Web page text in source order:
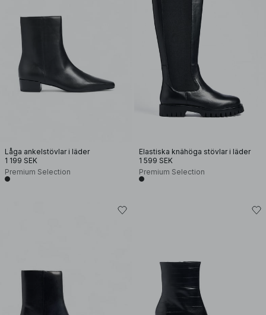
Låga ankelstövlar i läder
1 199 SEK
Premium Selection
Elastiska knähöga stövlar i läder
1 599 SEK
Premium Selection